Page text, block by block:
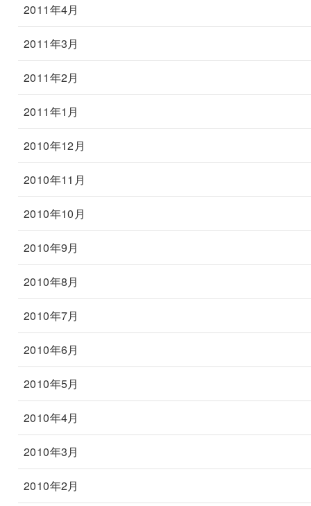
2011年4月
2011年3月
2011年2月
2011年1月
2010年12月
2010年11月
2010年10月
2010年9月
2010年8月
2010年7月
2010年6月
2010年5月
2010年4月
2010年3月
2010年2月